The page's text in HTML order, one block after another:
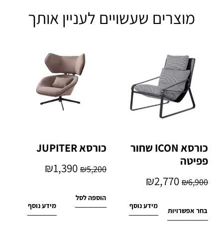
מוצרים שעשויים לעניין אותך
כורסא ICON שחור
פפיטה
₪6,900
₪2,770
בחר אפשרויות
מידע נוסף
כורסא JUPITER
₪5,200
₪1,390
הוספה לסל
מידע נוסף